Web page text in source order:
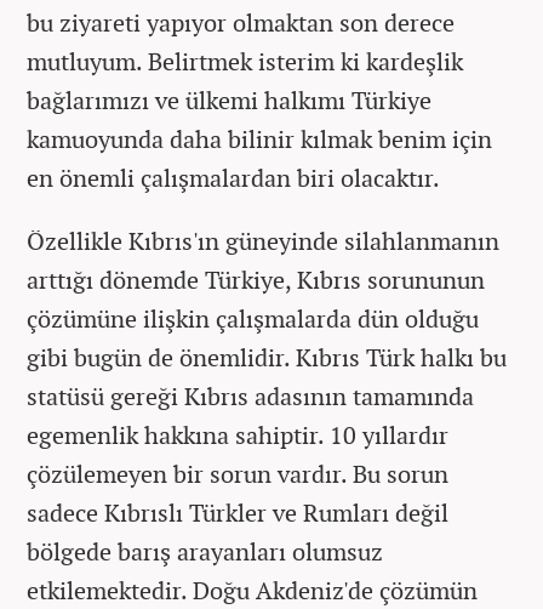
bu ziyareti yapıyor olmaktan son derece
mutluyum. Belirtmek isterim ki kardeşlik
bağlarımızı ve ülkemi halkımı Türkiye
kamuoyunda daha bilinir kılmak benim için
en önemli çalışmalardan biri olacaktır.
Özellikle Kıbrıs'ın güneyinde silahlanmanın
arttığı dönemde Türkiye, Kıbrıs sorununun
çözümüne ilişkin çalışmalarda dün olduğu
gibi bugün de önemlidir. Kıbrıs Türk halkı bu
statüsü gereği Kıbrıs adasının tamamında
egemenlik hakkına sahiptir. 10 yıllardır
çözülemeyen bir sorun vardır. Bu sorun
sadece Kıbrıslı Türkler ve Rumları değil
bölgede barış arayanları olumsuz
etkilemektedir. Doğu Akdeniz'de çözümün